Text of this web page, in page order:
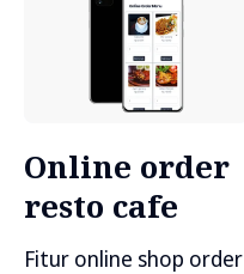
Online order
resto cafe
Fitur online shop order